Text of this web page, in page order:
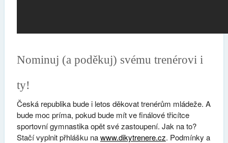
Nominuj (a poděkuj) svému trenérovi i
ty!
Česká republika bude i letos děkovat trenérům mládeže. A
bude moc príma, pokud bude mít ve finálové třicítce
sportovní gymnastika opět své zastoupení. Jak na to?
Stačí vyplnit přhlášku nawww.dikytrenere.cz. Podmínky a